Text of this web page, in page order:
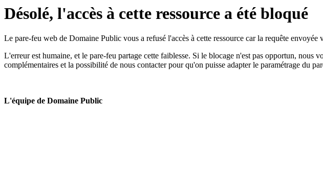
Désolé, l'accès à cette ressource a été bloqué
Le pare-feu web de Domaine Public vous a refusé l'accès à cette ressource car la requête envoyée
L'erreur est humaine, et le pare-feu partage cette faiblesse. Si le blocage n'est pas opportun, nous
complémentaires et la possibilité de nous contacter pour qu'on puisse adapter le paramétrage du
L'équipe de Domaine Public